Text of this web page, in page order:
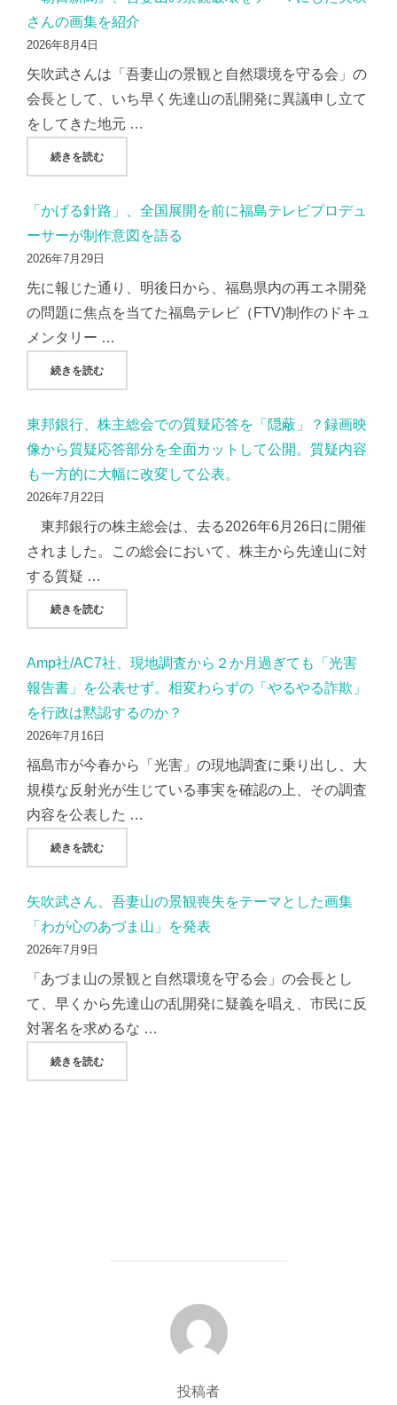
さんの画集を紹介
2026年8月4日
矢吹武さんは「吾妻山の景観と自然環境を守る会」の
会長として、いち早く先達山の乱開発に異議申し立て
をしてきた地元 …
続きを読む"『朝日新聞』、吾妻山の景観破壊をテーマにした矢吹さん
「かげる針路」、全国展開を前に福島テレビプロデュ
ーサーが制作意図を語る
2026年7月29日
先に報じた通り、明後日から、福島県内の再エネ開発
の問題に焦点を当てた福島テレビ（FTV)制作のドキュ
メンタリー …
続きを読む"「かげる針路」、全国展開を前に福島テレビプロデューサ
東邦銀行、株主総会での質疑応答を「隠蔽」？録画映
像から質疑応答部分を全面カットして公開。質疑内容
も一方的に大幅に改変して公表。
2026年7月22日
東邦銀行の株主総会は、去る2026年6月26日に開催
されました。この総会において、株主から先達山に対
する質疑 …
続きを読む"東邦銀行、株主総会での質疑応答を「隠蔽」？録画映像か
Amp社/AC7社、現地調査から２か月過ぎても「光害
報告書」を公表せず。相変わらずの「やるやる詐欺」
を行政は黙認するのか？
2026年7月16日
福島市が今春から「光害」の現地調査に乗り出し、大
規模な反射光が生じている事実を確認の上、その調査
内容を公表した …
続きを読む"AMP社/AC7社、現地調査から２か月過ぎても「光害報告
矢吹武さん、吾妻山の景観喪失をテーマとした画集
「わが心のあづま山」を発表
2026年7月9日
「あづま山の景観と自然環境を守る会」の会長とし
て、早くから先達山の乱開発に疑義を唱え、市民に反
対署名を求めるな …
続きを読む"矢吹武さん、吾妻山の景観喪失をテーマとした画集「わが
投稿者
投稿者